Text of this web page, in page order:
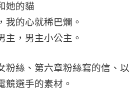
她的貓
我的心就稀巴爛。
主，男主小公主。
粉絲、第六章粉絲寫的信、以
競選手的素材。